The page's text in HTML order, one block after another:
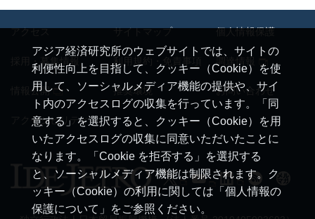
アジア経済研究所のウェブサイトでは、サイトの
利便性向上を目指して、クッキー（Cookie）を使
用して、ソーシャルメディア機能の提供や、サイ
ト内のアクセスログの収集を行っています。「同
意する」を選択すると、クッキー（Cookie）を用
いたアクセスログの収集に同意いただいたことに
なります。「Cookie を拒否する」を選択する
と、ソーシャルメディア機能は制限されます。ク
ッキー（Cookie）の利用に関しては「個人情報の
保護について」をご参照ください。
アクセス サイトマップ 個人情報保護
採用・募集情報 利用規約・免責事項 調達情報
情報公開 推奨環境 お問い合わせ
アクセシビリティ